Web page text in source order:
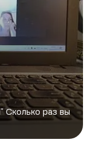
Сколько раз вы